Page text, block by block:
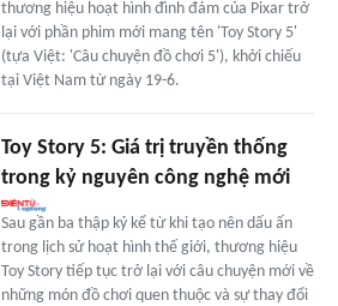
thương hiệu hoạt hình đình đám của Pixar trở
lại với phần phim mới mang tên 'Toy Story 5'
(tựa Việt: 'Câu chuyện đồ chơi 5'), khởi chiếu
tại Việt Nam từ ngày 19-6.
Toy Story 5: Giá trị truyền thống
trong kỷ nguyên công nghệ mới
Sau gần ba thập kỷ kể từ khi tạo nên dấu ấn
trong lịch sử hoạt hình thế giới, thương hiệu
Toy Story tiếp tục trở lại với câu chuyện mới về
những món đồ chơi quen thuộc và sự thay đổi